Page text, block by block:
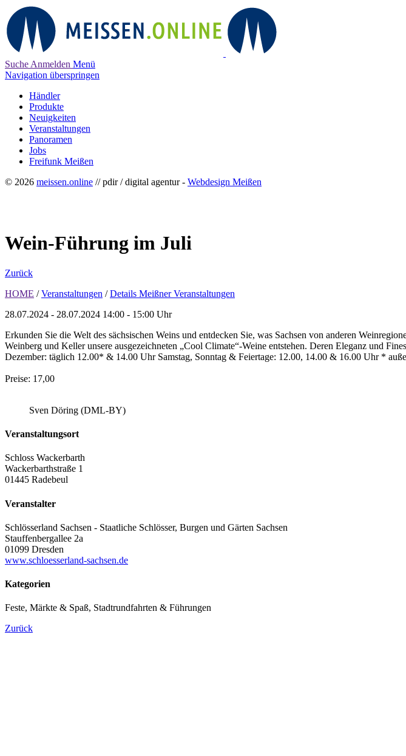
Suche Anmelden Menü
Navigation überspringen
Händler
Produkte
Neuigkeiten
Veranstaltungen
Panoramen
Jobs
Freifunk Meißen
© 2026 meissen.online // pdir / digital agentur - Webdesign Meißen
Wein-Führung im Juli
Zurück
HOME / Veranstaltungen / Details Meißner Veranstaltungen
28.07.2024 - 28.07.2024 14:00 - 15:00 Uhr
Erkunden Sie die Welt des sächsischen Weins und entdecken Sie, was Sachsen von anderen
Weinberg und Keller unsere ausgezeichneten „Cool Climate“-Weine entstehen. Deren Eleganz und
Dezember: täglich 12.00* & 14.00 Uhr Samstag, Sonntag & Feiertage: 12.00, 14.00 & 16.00 Uhr *
Preise: 17,00
Sven Döring (DML-BY)
Veranstaltungsort
Schloss Wackerbarth
Wackerbarthstraße 1
01445 Radebeul
Veranstalter
Schlösserland Sachsen - Staatliche Schlösser, Burgen und Gärten Sachsen
Stauffenbergallee 2a
01099 Dresden
www.schloesserland-sachsen.de
Kategorien
Feste, Märkte & Spaß, Stadtrundfahrten & Führungen
Zurück